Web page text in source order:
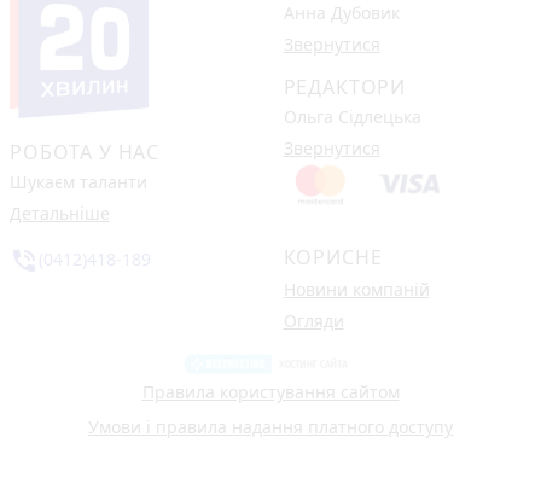
РОБОТА У НАС
Шукаєм таланти
Детальніше
Анна Дубовик
Звернутися
РЕДАКТОРИ
Ольга Сідлецька
Звернутися
КОРИСНЕ
Новини компаній
Огляди
Правила користування сайтом
Умови і правила надання платного доступу